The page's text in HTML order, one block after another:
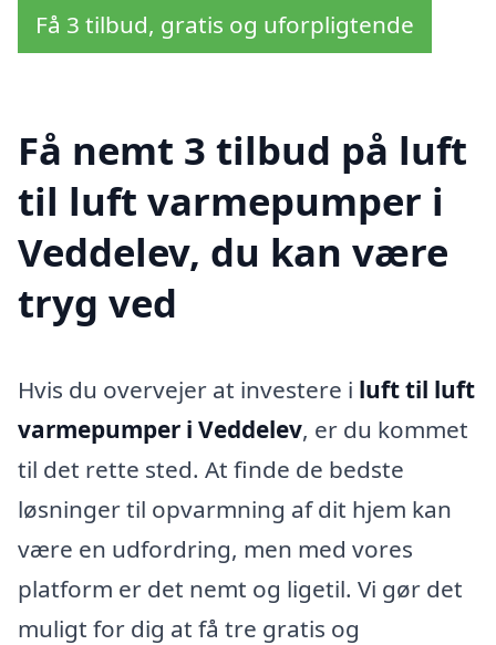
Få 3 tilbud, gratis og uforpligtende
Få nemt 3 tilbud på luft
til luft varmepumper i
Veddelev, du kan være
tryg ved
Hvis du overvejer at investere i luft til luft
varmepumper i Veddelev, er du kommet
til det rette sted. At finde de bedste
løsninger til opvarmning af dit hjem kan
være en udfordring, men med vores
platform er det nemt og ligetil. Vi gør det
muligt for dig at få tre gratis og